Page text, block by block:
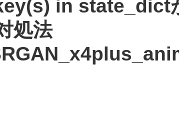
in state_dict
処法